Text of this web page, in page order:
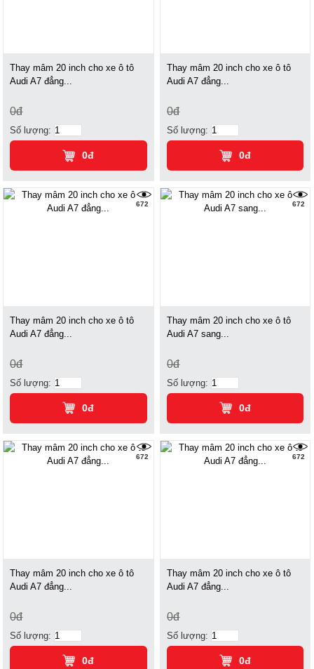
Thay mâm 20 inch cho xe ô tô
Audi A7 đẳng...
0đ
Số lượng:
0đ
Thay mâm 20 inch cho xe ô tô
Audi A7 đẳng...
0đ
Số lượng:
0đ
672
Thay mâm 20 inch cho xe ô tô
Audi A7 đẳng...
0đ
Số lượng:
0đ
672
Thay mâm 20 inch cho xe ô tô
Audi A7 sang...
0đ
Số lượng:
0đ
672
Thay mâm 20 inch cho xe ô tô
Audi A7 đẳng...
0đ
Số lượng:
0đ
672
Thay mâm 20 inch cho xe ô tô
Audi A7 đẳng...
0đ
Số lượng:
0đ